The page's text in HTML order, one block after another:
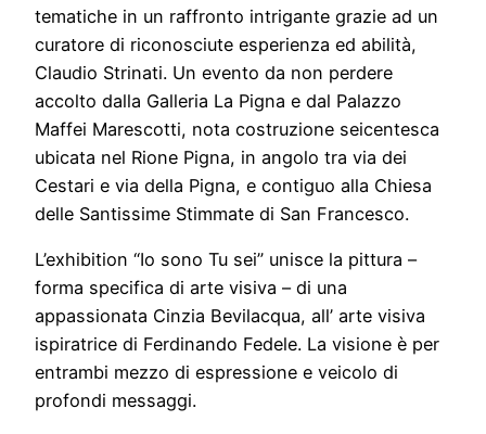
tematiche in un raffronto intrigante grazie ad un
curatore di riconosciute esperienza ed abilità,
Claudio Strinati. Un evento da non perdere
accolto dalla Galleria La Pigna e dal Palazzo
Maffei Marescotti, nota costruzione seicentesca
ubicata nel Rione Pigna, in angolo tra via dei
Cestari e via della Pigna, e contiguo alla Chiesa
delle Santissime Stimmate di San Francesco.
L’exhibition “Io sono Tu sei” unisce la pittura –
forma specifica di arte visiva – di una
appassionata Cinzia Bevilacqua, all’ arte visiva
ispiratrice di Ferdinando Fedele. La visione è per
entrambi mezzo di espressione e veicolo di
profondi messaggi.